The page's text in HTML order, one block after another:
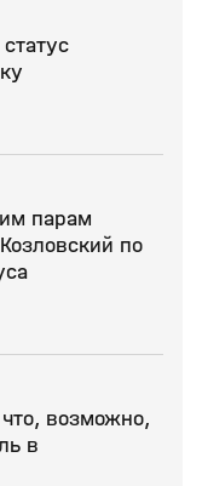
парам
по
возможно,
в